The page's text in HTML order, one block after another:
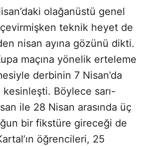
olağanüstü genel
teknik heyet de
nisan ayına gözünü dikti.
maçına yönelik erteleme
derbinin 7 Nisan’da
kesinleşti. Böylece sarı-
ile 28 Nisan arasında üç
bir fikstüre gireceği de
öğrencileri, 25